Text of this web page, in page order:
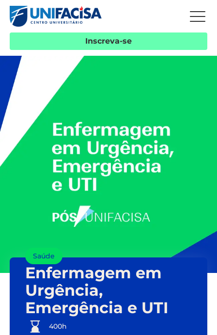
Inscreva-se
Saúde
Enfermagem em
Urgência,
Emergência e UTI
400h